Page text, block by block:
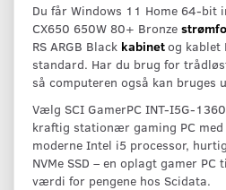
Du får Windows 11 Home 64-bit
CX650 650W 80+ Bronze
RS ARGB Black kabinetog kablet
standard. Har du brug for
så computeren også kan bruges
Vælg SCI GamerPC INT-I5G-
kraftig stationær gaming PC med
moderne Intel i5 processor,
NVMe SSD – en oplagt gamer
værdi for pengene hos Scidata.